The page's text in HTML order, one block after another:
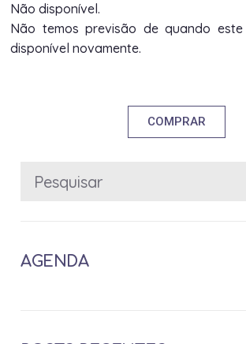
Não disponível.
Não temos previsão de quando
disponível novamente.
COMPRAR
AGENDA